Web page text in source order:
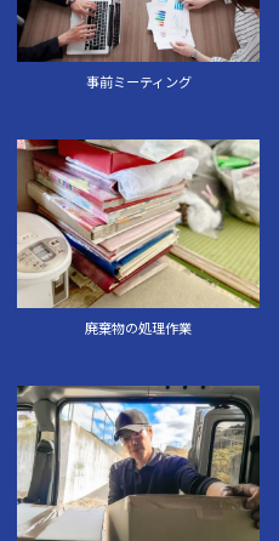
事前ミーティング
廃棄物の処理作業